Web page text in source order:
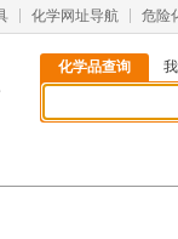
化学网址导航 危险
化学品查询